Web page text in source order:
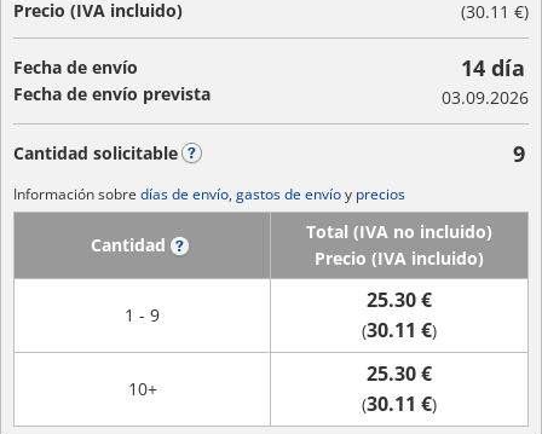
Precio (IVA incluido)
(30.11 €)
Fecha de envío
Fecha de envío prevista
14 día
03.09.2026
Cantidad solicitable 9
Información sobre días de envío, gastos de envíoy precios
Cantidad
Total (IVA no incluido)
Precio (IVA incluido)
1 - 9
25.30 €
(30.11 €)
10+
25.30 €
(30.11 €)